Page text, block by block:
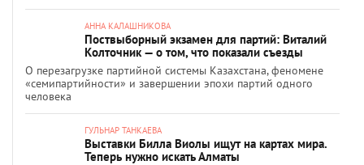
АННА КАЛАШНИКОВА
Поствыборный экзамен для партий: Виталий
Колточник — о том, что показали съезды
О перезагрузке партийной системы Казахстана, феномене
«семипартийности» и завершении эпохи партий одного
человека
ГУЛЬНАР ТАНКАЕВА
Выставки Билла Виолы ищут на картах мира.
Теперь нужно искать Алматы